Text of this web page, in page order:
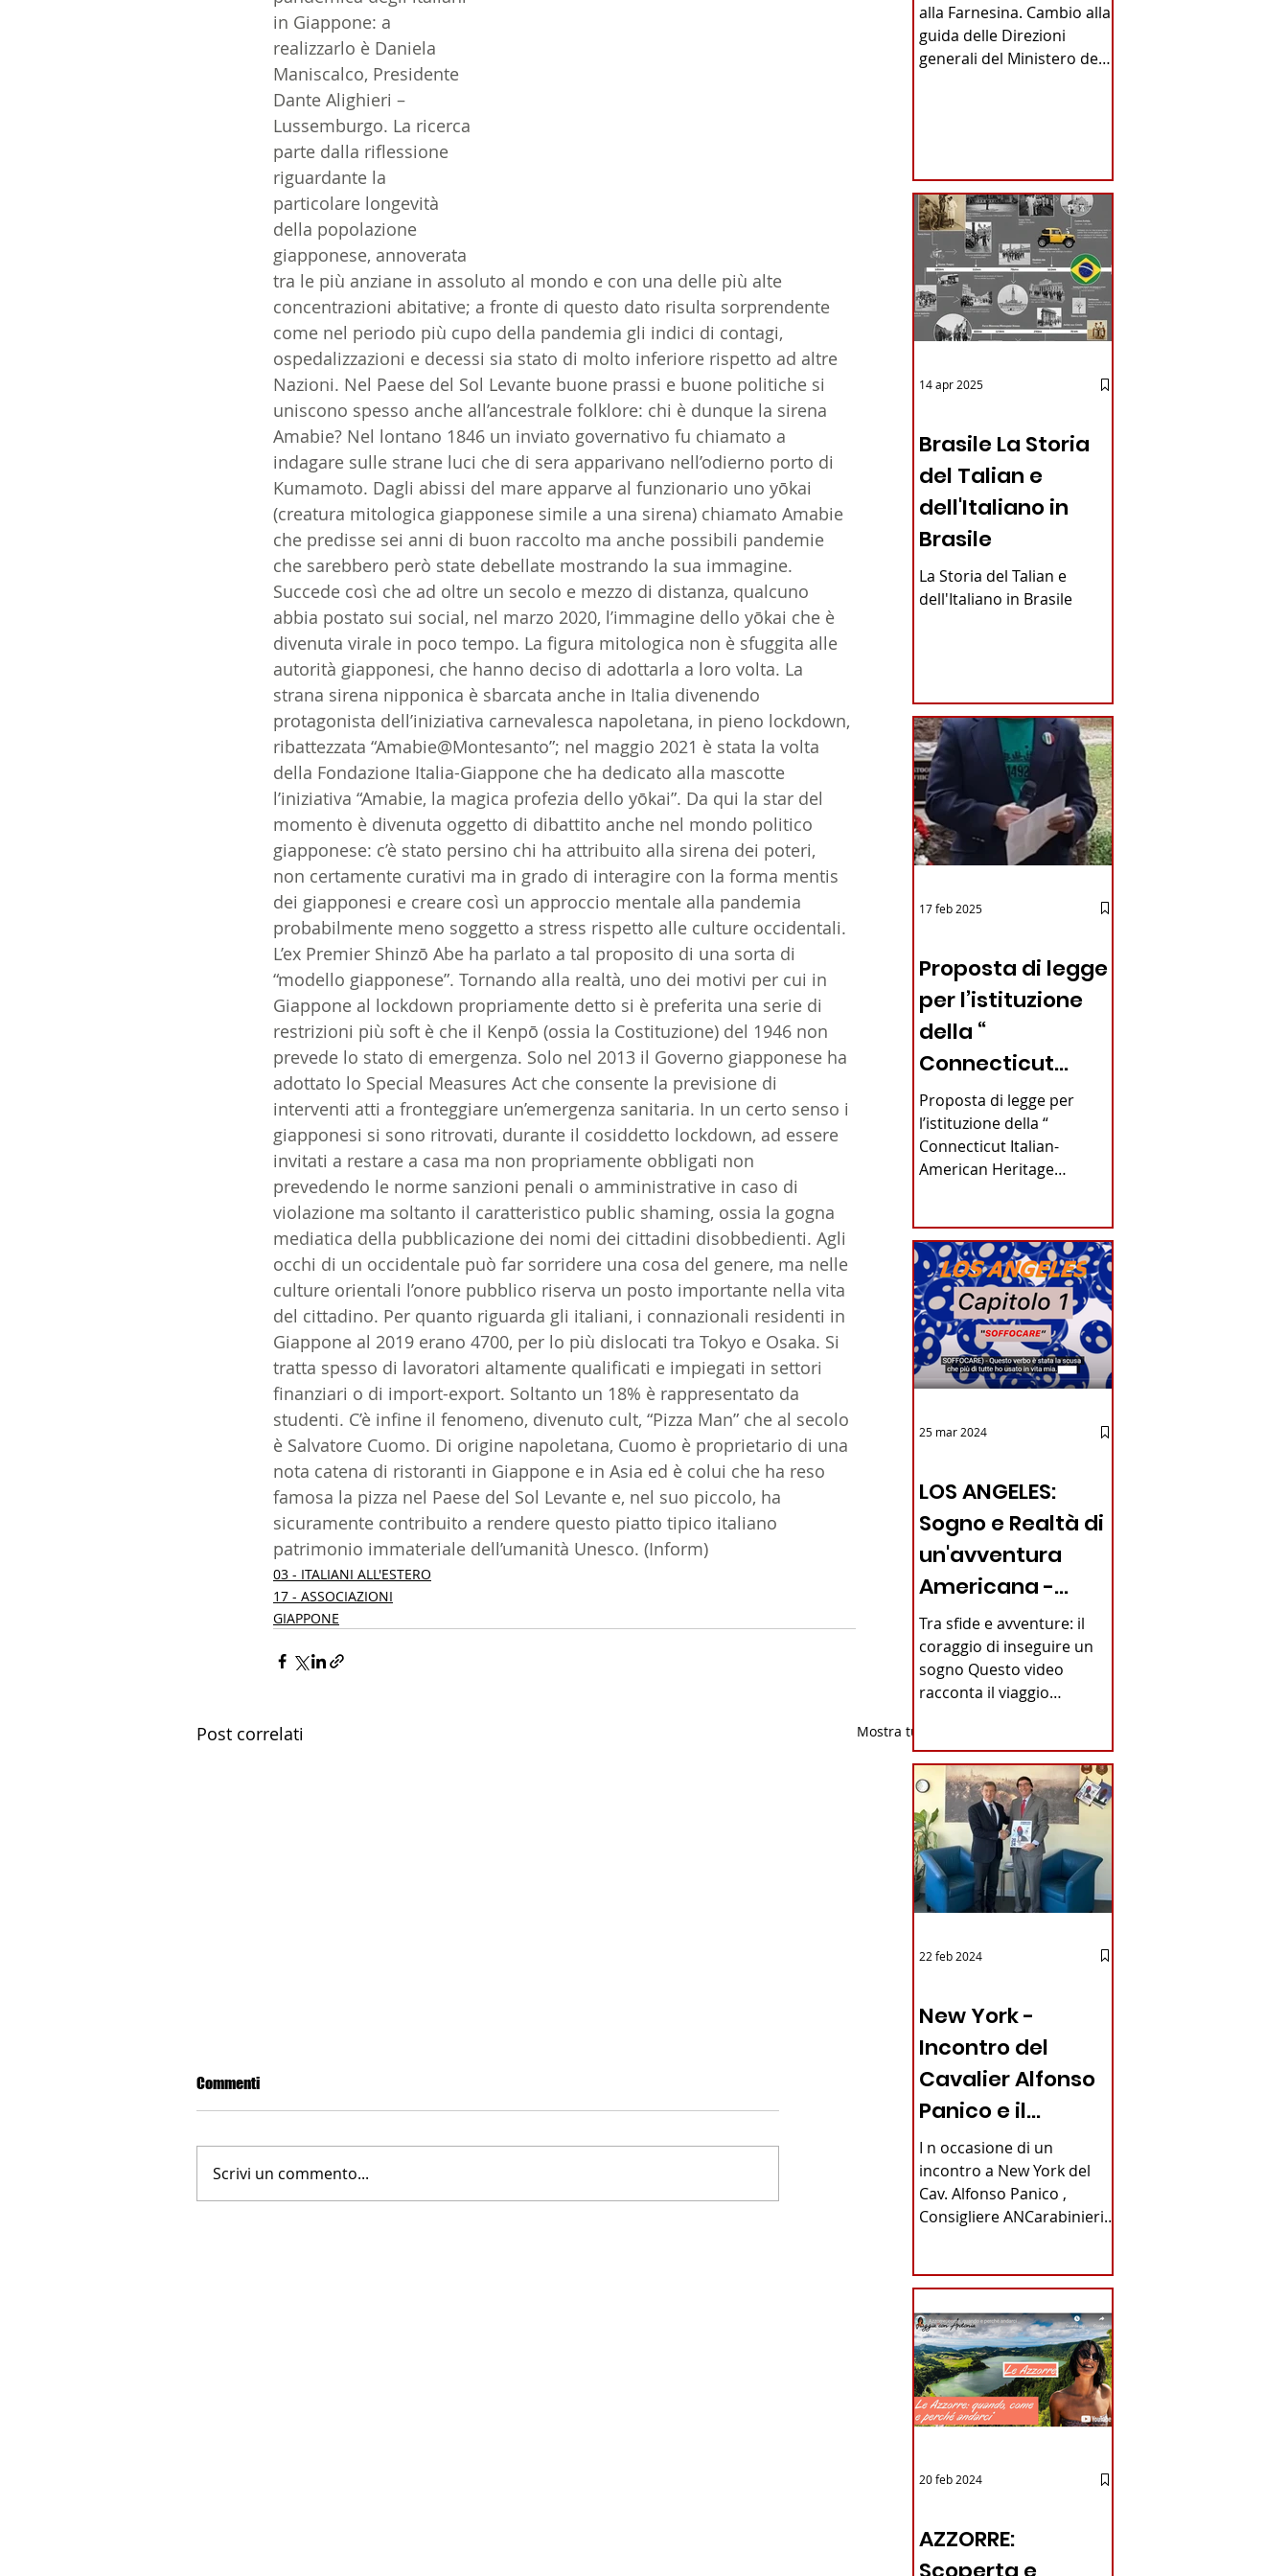
14 - IIC IST. ITALIANO CULTURA
17 - ASSOCIAZIONI
20 - AMERICA 21 - AMERICA-CENTRO
24 - ASIA 25 - OCEANIA
30 - LAVORO 31 - ICE ISTITUTO COMMERCIO ESTERO 32 - MADE IN ITALY
in Giappone: a
realizzarlo è Daniela
Maniscalco, Presidente
Dante Alighieri –
Lussemburgo. La ricerca
parte dalla riflessione
riguardante la
particolare longevità
della popolazione
giapponese, annoverata
tra le più anziane in assoluto al mondo e con una delle più alte
concentrazioni abitative; a fronte di questo dato risulta sorprendente
come nel periodo più cupo della pandemia gli indici di contagi,
ospedalizzazioni e decessi sia stato di molto inferiore rispetto ad altre
Nazioni. Nel Paese del Sol Levante buone prassi e buone politiche si
uniscono spesso anche all’ancestrale folklore: chi è dunque la sirena
Amabie? Nel lontano 1846 un inviato governativo fu chiamato a
indagare sulle strane luci che di sera apparivano nell’odierno porto di
Kumamoto. Dagli abissi del mare apparve al funzionario uno yōkai
(creatura mitologica giapponese simile a una sirena) chiamato Amabie
che predisse sei anni di buon raccolto ma anche possibili pandemie
che sarebbero però state debellate mostrando la sua immagine.
Succede così che ad oltre un secolo e mezzo di distanza, qualcuno
abbia postato sui social, nel marzo 2020, l’immagine dello yōkai che è
divenuta virale in poco tempo. La figura mitologica non è sfuggita alle
autorità giapponesi, che hanno deciso di adottarla a loro volta. La
strana sirena nipponica è sbarcata anche in Italia divenendo
protagonista dell’iniziativa carnevalesca napoletana, in pieno lockdown,
ribattezzata “Amabie@Montesanto”; nel maggio 2021 è stata la volta
della Fondazione Italia-Giappone che ha dedicato alla mascotte
l’iniziativa “Amabie, la magica profezia dello yōkai”. Da qui la star del
momento è divenuta oggetto di dibattito anche nel mondo politico
giapponese: c’è stato persino chi ha attribuito alla sirena dei poteri,
non certamente curativi ma in grado di interagire con la forma mentis
dei giapponesi e creare così un approccio mentale alla pandemia
probabilmente meno soggetto a stress rispetto alle culture occidentali.
L’ex Premier Shinzō Abe ha parlato a tal proposito di una sorta di
“modello giapponese”. Tornando alla realtà, uno dei motivi per cui in
Giappone al lockdown propriamente detto si è preferita una serie di
restrizioni più soft è che il Kenpō (ossia la Costituzione) del 1946 non
prevede lo stato di emergenza. Solo nel 2013 il Governo giapponese ha
adottato lo Special Measures Act che consente la previsione di
interventi atti a fronteggiare un’emergenza sanitaria. In un certo senso i
giapponesi si sono ritrovati, durante il cosiddetto lockdown, ad essere
invitati a restare a casa ma non propriamente obbligati non
prevedendo le norme sanzioni penali o amministrative in caso di
violazione ma soltanto il caratteristico public shaming, ossia la gogna
mediatica della pubblicazione dei nomi dei cittadini disobbedienti. Agli
occhi di un occidentale può far sorridere una cosa del genere, ma nelle
culture orientali l’onore pubblico riserva un posto importante nella vita
del cittadino. Per quanto riguarda gli italiani, i connazionali residenti in
Giappone al 2019 erano 4700, per lo più dislocati tra Tokyo e Osaka. Si
tratta spesso di lavoratori altamente qualificati e impiegati in settori
finanziari o di import-export. Soltanto un 18% è rappresentato da
studenti. C’è infine il fenomeno, divenuto cult, “Pizza Man” che al secolo
è Salvatore Cuomo. Di origine napoletana, Cuomo è proprietario di una
nota catena di ristoranti in Giappone e in Asia ed è colui che ha reso
famosa la pizza nel Paese del Sol Levante e, nel suo piccolo, ha
sicuramente contribuito a rendere questo piatto tipico italiano
patrimonio immateriale dell’umanità Unesco. (Inform)
03 - ITALIANI ALL'ESTERO
17 - ASSOCIAZIONI
GIAPPONE
Post correlati Mostra tutti
LA NUOVA FARNESINA
Commenti
Scrivi un commento...
alla Farnesina. Cambio alla
guida delle Direzioni
generali del Ministero degli
proposte dal ministro
Antonio Tajani . NUOVA
DIREZIONE GENERALE
DELLA FARNESINA
Brasile La Storia
del Talian e
dell'Italiano in
Brasile
La Storia del Talian e
dell'Italiano in Brasile
14 apr 2025
Proposta di legge
per l’istituzione
della “
Connecticut
Italian-American
Heritage
Commission”
Connecticut
Proposta di legge per
l’istituzione della “
Connecticut Italian-
American Heritage
Alfonso...
17 feb 2025
LOS ANGELES:
Sogno e Realtà di
un'avventura
Americana -
VIDEO
Tra sfide e avventure: il
coraggio di inseguire un
sogno Questo video
racconta il viaggio
25 mar 2024
New York -
Incontro del
Cavalier Alfonso
Panico e il
Generale dei
Carabinieri
Fabrizio Parrulli
I n occasione di un
incontro a New York del
Cav. Alfonso Panico ,
Consigliere ANCarabinieri
22 feb 2024
AZZORRE:
20 feb 2024